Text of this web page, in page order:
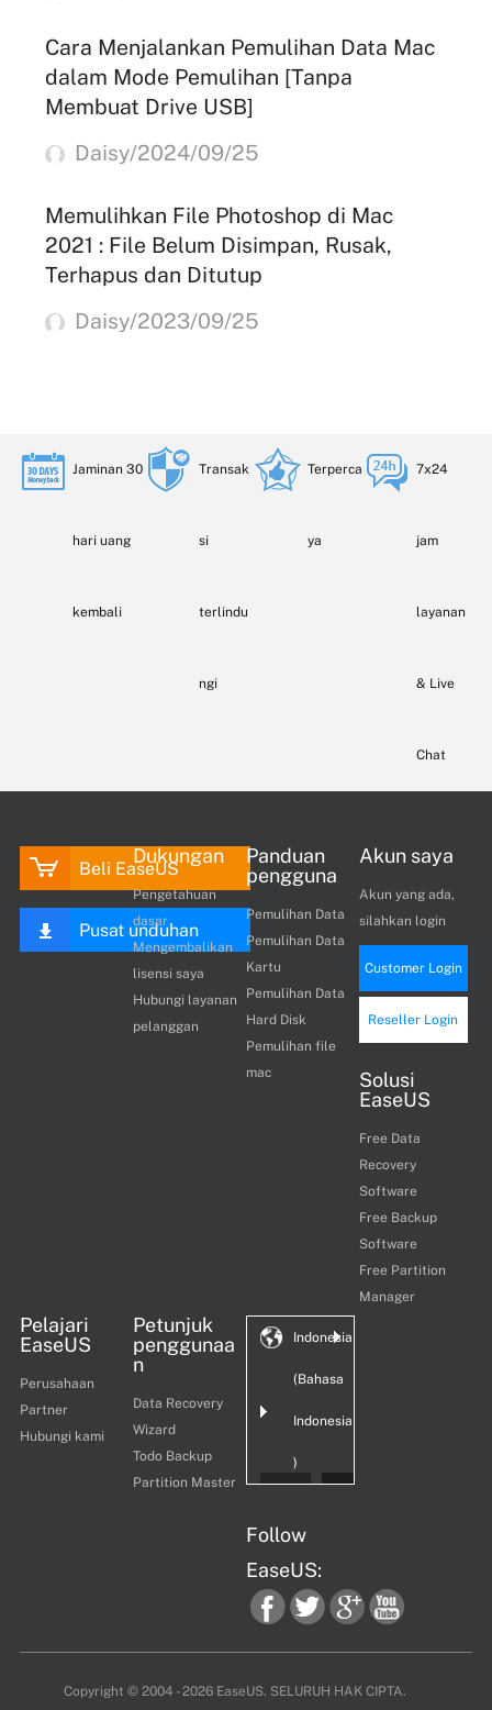
Cara Menjalankan Pemulihan Data Mac
dalam Mode Pemulihan [Tanpa
Membuat Drive USB]
Daisy/2024/09/25
Memulihkan File Photoshop di Mac
2021 : File Belum Disimpan, Rusak,
Terhapus dan Ditutup
Daisy/2023/09/25
Jaminan 30
hari uang
kembali
Transak
si
terlindu
ngi
Terperca
ya
7x24
jam
layanan
& Live
Chat
Beli EaseUS
Pusat unduhan
Dukungan
Pengetahuan
dasar
Mengembalikan
lisensi saya
Hubungi layanan
pelanggan
Panduan
pengguna
Pemulihan Data
Pemulihan Data
Kartu
Pemulihan Data
Hard Disk
Pemulihan file
mac
Akun saya
Akun yang ada,
silahkan login
Customer Login
Reseller Login
Solusi
EaseUS
Free Data
Recovery
Software
Free Backup
Software
Free Partition
Manager
Pelajari
EaseUS
Perusahaan
Partner
Hubungi kami
Petunjuk
penggunaa
n
Data Recovery
Wizard
Todo Backup
Partition Master
Indonesia
(Bahasa
Indonesia
)
Follow
EaseUS:
fac twi goo you
Copyright © 2004 - 2026 EaseUS. SELURUH HAK CIPTA.